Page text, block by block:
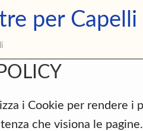
per Capelli
Contatti
i Cookie per rendere i
che visiona le pagine.